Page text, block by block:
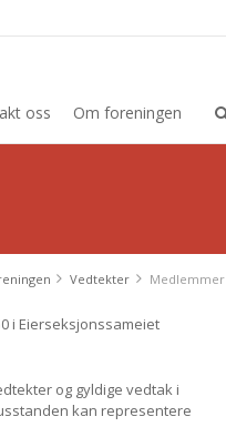
oss Om foreningen
Vedtekter Medlemmer
i Eierseksjonssameiet
og gyldige vedtak i
kan representere